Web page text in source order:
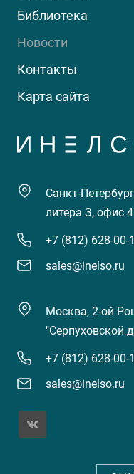
Библиотека
Новости
Контакты
Карта сайта
Санкт-
литера З, офис
+7 (812) 628-00-
sales@inelso.ru
Москва, 2-ой
"Серпуховской
+7 (812) 628-00-
sales@inelso.ru